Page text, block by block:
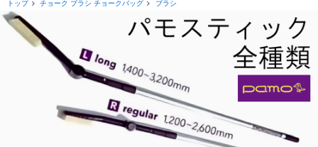
トップ チョーク ブラシ チョークバッグ ブラシ